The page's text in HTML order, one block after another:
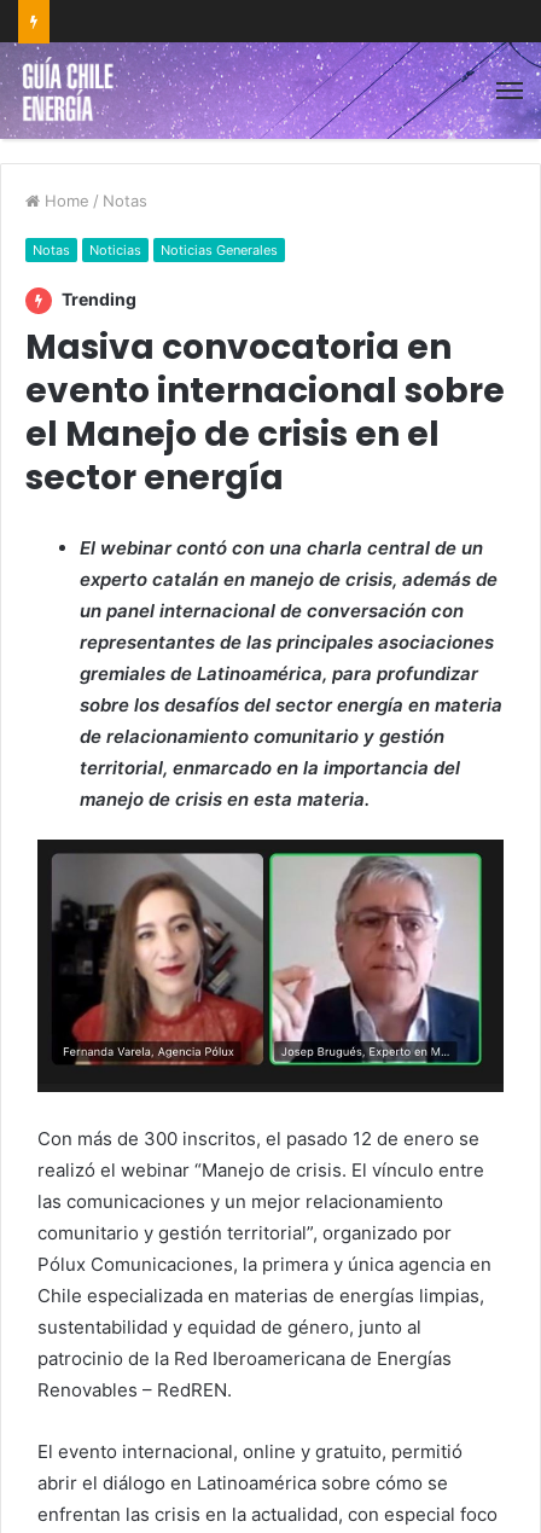
Home / Notas
Notas Noticias Noticias Generales
Trending
Masiva convocatoria en
evento internacional sobre
el Manejo de crisis en el
sector energía
El webinar contó con una charla central de un
experto catalán en manejo de crisis, además de
un panel internacional de conversación con
representantes de las principales asociaciones
gremiales de Latinoamérica, para profundizar
sobre los desafíos del sector energía en materia
de relacionamiento comunitario y gestión
territorial, enmarcado en la importancia del
manejo de crisis en esta materia.
Con más de 300 inscritos, el pasado 12 de enero se
realizó el webinar “Manejo de crisis. El vínculo entre
las comunicaciones y un mejor relacionamiento
comunitario y gestión territorial”, organizado por
Pólux Comunicaciones, la primera y única agencia en
Chile especializada en materias de energías limpias,
sustentabilidad y equidad de género, junto al
patrocinio de la Red Iberoamericana de Energías
Renovables – RedREN.
El evento internacional, online y gratuito, permitió
abrir el diálogo en Latinoamérica sobre cómo se
enfrentan las crisis en la actualidad, con especial foco